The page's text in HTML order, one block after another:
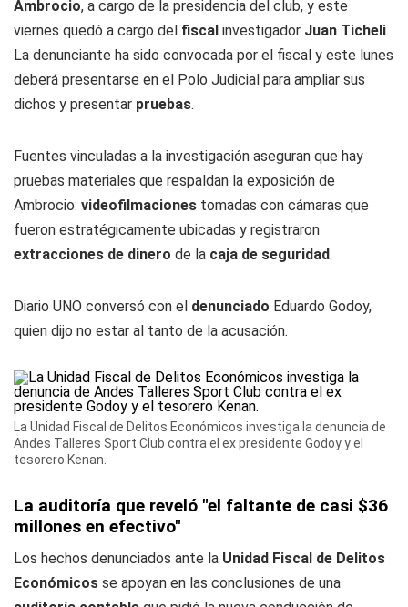
Ambrocio, a cargo de la presidencia del club, y este
viernes quedó a cargo del fiscal investigador Juan Ticheli.
La denunciante ha sido convocada por el fiscal y este lunes
deberá presentarse en el Polo Judicial para ampliar sus
dichos y presentar pruebas.
Fuentes vinculadas a la investigación aseguran que hay
pruebas materiales que respaldan la exposición de
Ambrocio: videofilmaciones tomadas con cámaras que
fueron estratégicamente ubicadas y registraron
extracciones de dinero de la caja de seguridad.
Diario UNO conversó con el denunciado Eduardo Godoy,
quien dijo no estar al tanto de la acusación.
La Unidad Fiscal de Delitos Económicos investiga la denuncia de
Andes Talleres Sport Club contra el ex presidente Godoy y el
tesorero Kenan.
La auditoría que reveló "el faltante de casi $36
millones en efectivo"
Los hechos denunciados ante la Unidad Fiscal de Delitos
Económicos se apoyan en las conclusiones de una